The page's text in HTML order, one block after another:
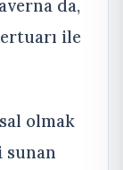
da,
ile
olmak
sunan